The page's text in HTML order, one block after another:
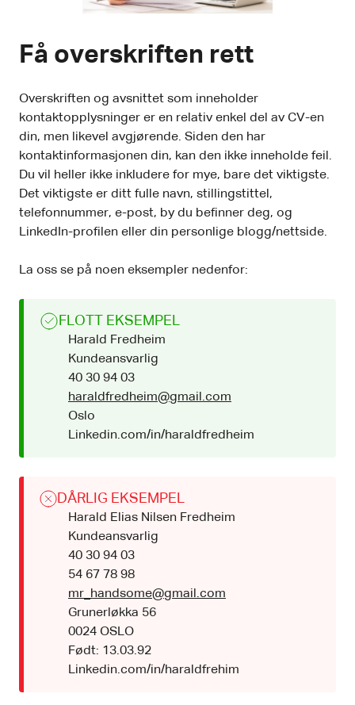
Få overskriften rett
Overskriften og avsnittet som inneholder
kontaktopplysninger er en relativ enkel del av CV-en
din, men likevel avgjørende. Siden den har
kontaktinformasjonen din, kan den ikke inneholde feil.
Du vil heller ikke inkludere for mye, bare det viktigste.
Det viktigste er ditt fulle navn, stillingstittel,
telefonnummer, e-post, by du befinner deg, og
LinkedIn-profilen eller din personlige blogg/nettside.
La oss se på noen eksempler nedenfor:
FLOTT EKSEMPEL
Harald Fredheim
Kundeansvarlig
40 30 94 03
haraldfredheim@gmail.com
Oslo
Linkedin.com/in/haraldfredheim
DÅRLIG EKSEMPEL
Harald Elias Nilsen Fredheim
Kundeansvarlig
40 30 94 03
54 67 78 98
mr_handsome@gmail.com
Grunerløkka 56
0024 OSLO
Født: 13.03.92
Linkedin.com/in/haraldfrehim